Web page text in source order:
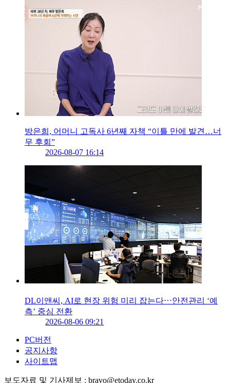
방은희, 어머니 고독사 6년째 자책 “이틀 만에 발견…너
무 후회”
2026-08-07 16:14
DL이앤씨, AI로 현장 위험 미리 잡는다⋯안전관리 ‘예
측’ 중심 전환
2026-08-06 09:21
PC버전
공지사항
사이트맵
보도자료 및 기사제보 : bravo@etoday.co.kr